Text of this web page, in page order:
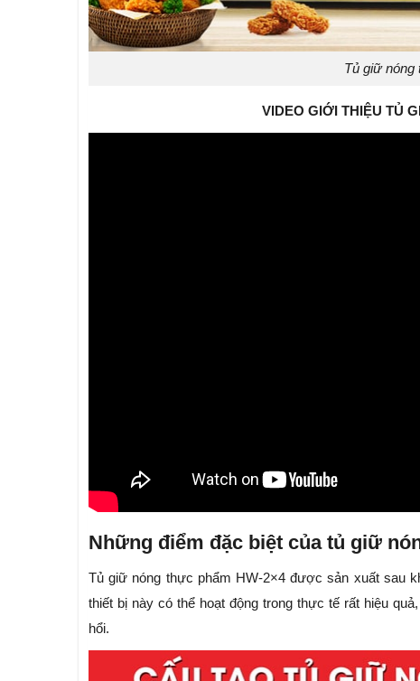
Tủ giữ nóng
VIDEO GIỚI THIỆU TỦ
Những điểm đặc biệt của tủ giữ
Tủ giữ nóng thực phẩm HW-2×4 được sản xuất sau
thiết bị này có thể hoạt động trong thực tế rất hiệu
hổi.